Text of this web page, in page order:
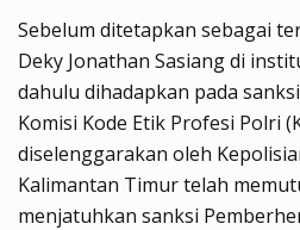
Sebelum ditetapkan sebagai
Deky Jonathan Sasiang di
dahulu dihadapkan pada
Komisi Kode Etik Profesi Polri
diselenggarakan oleh
Kalimantan Timur telah
menjatuhkan sanksi